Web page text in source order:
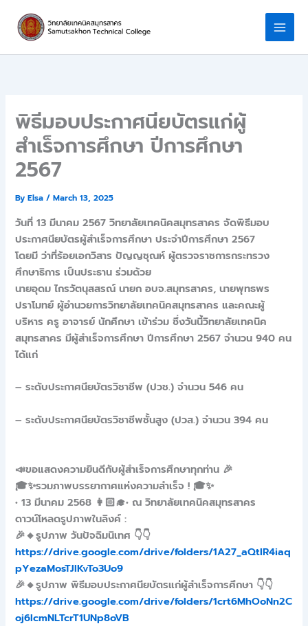
content
พิธีมอบประกาศนียบัตรแก่ผู้
สำเร็จการศึกษา ปีการศึกษา
2567
ByElsa/March 13, 2025
วันที่ 13 มีนาคม 2567 วิทยาลัยเทคนิคสมุทรสาคร จัดพิธีมอบ
ประกาศนียบัตรผู้สำเร็จการศึกษา ประจำปีการศึกษา 2567
โดยมี ว่าที่ร้อยเอกวิสาร ปัญญชุณห์ ผู้ตรวจราชการกระทรวง
ศึกษาธิการ เป็นประธาน ร่วมด้วย
นายอุดม ไกรวัตนุสสรณ์ นายก อบจ.สมุทรสาคร, นายพุทธพร
ปราโมทย์ ผู้อำนวยการวิทยาลัยเทคนิคสมุทรสาคร และคณะผู้
บริหาร ครู อาจารย์ นักศึกษา เข้าร่วม ซึ่งวันนี้วิทยาลัยเทคนิค
สมุทรสาคร มีผู้สำเร็จการศึกษา ปีการศึกษา 2567 จำนวน 940 คน
ได้แก่
– ระดับประกาศนียบัตรวิชาชีพ (ปวช.) จำนวน 546 คน
– ระดับประกาศนียบัตรวิชาชีพชั้นสูง (ปวส.) จำนวน 394 คน
📣ขอแสดงความยินดีกับผู้สำเร็จการศึกษาทุกท่าน 🎉
🎓✨รวมภาพบรรยากาศแห่งความสำเร็จ ! 🎓✨
• 13 มีนาคม 2568 👩🏻‍🎓• ณ วิทยาลัยเทคนิคสมุทรสาคร
ดาวน์โหลดรูปภาพในลิงค์ :
🎉🔸รูปภาพ วันปัจฉิมนิเทศ 👇👇
https://drive.google.com/drive/folders/1A27_aQtIR4iaq
pYezaMosTJlKvTo3Uo9
🎉🔸รูปภาพ พิธีมอบประกาศนียบัตรแก่ผู้สำเร็จการศึกษา 👇👇
https://drive.google.com/drive/folders/1crt6MhOoNn2C
oj6IcmNLTcrT1UNp8oVB